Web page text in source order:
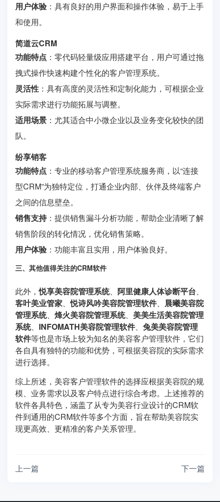
用户体验 ：具有良好的用户界面和操作体验，易于上手
和使用。
简道云CRM
功能特点 ：零代码轻量级应用搭建平台，用户可通过拖
拽式操作快速构建个性化的客户管理系统。
灵活性 ：具有高度的灵活性和定制化能力，可根据企业
实际需求进行功能拓展与调整。
适用场景 ：尤其适合中小微企业以及业务变化较快的团
队。
纷享销客
功能特点 ：专业的移动客户管理系统服务商，以“连接
型CRM”为独特定位，打通企业内部、伙伴及终端客户
之间的信息壁垒。
销售支持：提供销售漏斗分析功能，帮助企业清晰了解
销售阶段的转化情况，优化销售策略。
用户体验 ：功能丰富且实用，用户体验良好。
三、其他值得关注的CRM软件
此外，悦享美容院管理系统、 阿里健康人体诊断平台、
客叶美业管家、悦诗风吟美容院管理软件、 晨曦美容院
管理系统、 烽火美容院管理系统、 美美生活美容院管理
系统、 INFOMATH美容院管理软件、 兔美美容院管理
软件等也是市场上较为知名的美容客户管理软件，它们
各自具有独特的功能和优势，可根据美容院的实际需求
进行选择。
综上所述，美容客户管理软件的选择应根据美容院的规
模、业务需求以及客户特点进行综合考虑。上述推荐的
软件各具特色，涵盖了从专为美容行业设计的CRM软
件到通用的CRM软件等多个方面，旨在帮助美容院实
现更高效、更精准的客户关系管理。
上一篇 下一篇